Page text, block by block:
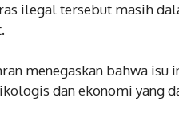
ilegal tersebut masih
menegaskan bahwa
dan ekonomi yang